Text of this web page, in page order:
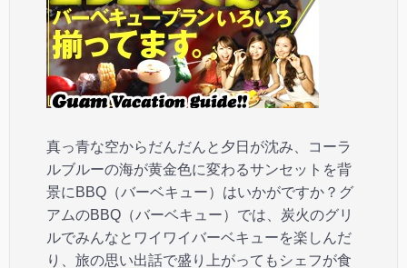
真っ青な空からだんだんと夕日が沈み、コーラ
ルブルーの海が黄金色に変わるサンセットを背
景にBBQ（バーベキュー）はいかがですか？グ
アムのBBQ（バーベキュー）では、炭火のグリ
ルでみんなとワイワイバーベキューを楽しんだ
り、旅の思い出話で盛り上がってもシェフが食